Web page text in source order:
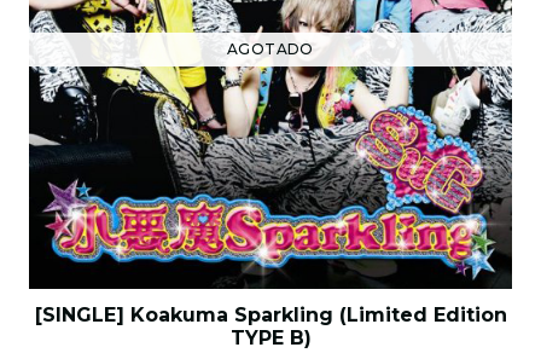
AGOTADO
[SINGLE] Koakuma Sparkling (Limited Edition
TYPE B)